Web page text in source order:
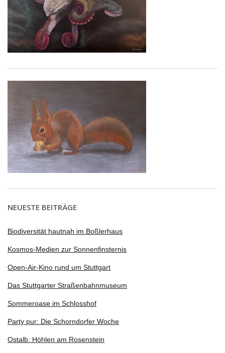
NEUESTE BEITRÄGE
Biodiversität hautnah im Boßlerhaus
Kosmos-Medien zur Sonnenfinsternis
Open-Air-Kino rund um Stuttgart
Das Stuttgarter Straßenbahnmuseum
Sommeroase im Schlosshof
Party pur: Die Schorndorfer Woche
Ostalb: Höhlen am Rosenstein